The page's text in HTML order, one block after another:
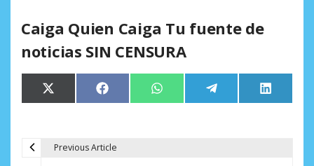
Caiga Quien Caiga Tu fuente de
noticias SIN CENSURA
Compartir
en
X
(Twitter)
Compartir
en
Facebook Compartir
en
WhatsApp Compartir
en
Telegram
en
LinkedIn
Previous Article